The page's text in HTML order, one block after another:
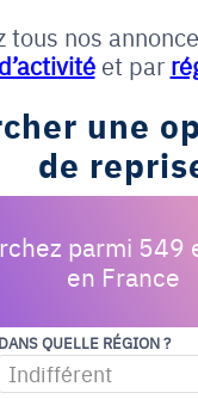
tous nos
d’activité et par
une
de
parmi 549
en France
DANS QUELLE RÉGION ?
Indifférent